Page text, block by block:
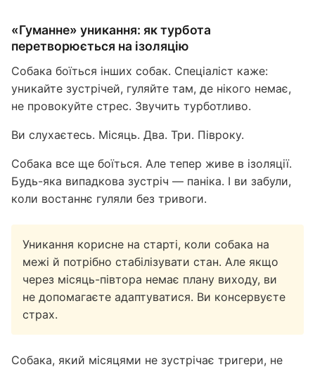
«Гуманне» уникання: як турбота
перетворюється на ізоляцію
Собака боїться інших собак. Спеціаліст каже:
уникайте зустрічей, гуляйте там, де нікого немає,
не провокуйте стрес. Звучить турботливо.
Ви слухаєтесь. Місяць. Два. Три. Півроку.
Собака все ще боїться. Але тепер живе в ізоляції.
Будь-яка випадкова зустріч — паніка. І ви забули,
коли востаннє гуляли без тривоги.
Уникання корисне на старті, коли собака на
межі й потрібно стабілізувати стан. Але якщо
через місяць-півтора немає плану виходу, ви
не допомагаєте адаптуватися. Ви консервуєте
страх.
Собака, який місяцями не зустрічає тригери, не